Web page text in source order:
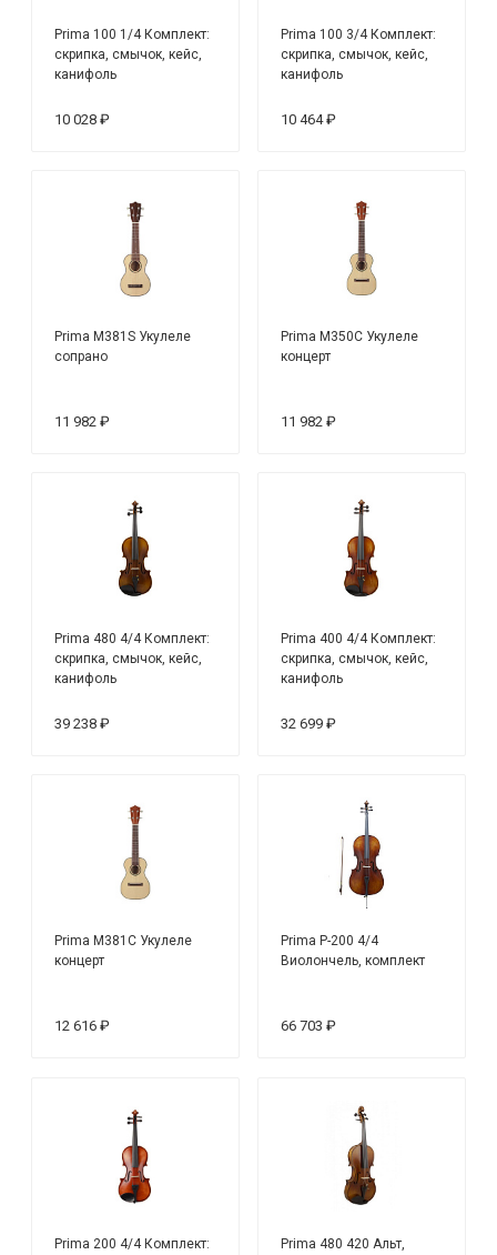
Prima 100 1/4 Комплект:
скрипка, смычок, кейс,
канифоль
10 028 ₽
Prima 100 3/4 Комплект:
скрипка, смычок, кейс,
канифоль
10 464 ₽
Prima M381S Укулеле
сопрано
11 982 ₽
Prima M350C Укулеле
концерт
11 982 ₽
Prima 480 4/4 Комплект:
скрипка, смычок, кейс,
канифоль
39 238 ₽
Prima 400 4/4 Комплект:
скрипка, смычок, кейс,
канифоль
32 699 ₽
Prima M381C Укулеле
концерт
12 616 ₽
Prima P-200 4/4
Виолончель, комплект
66 703 ₽
Prima 200 4/4 Комплект: Prima 480 420 Альт,